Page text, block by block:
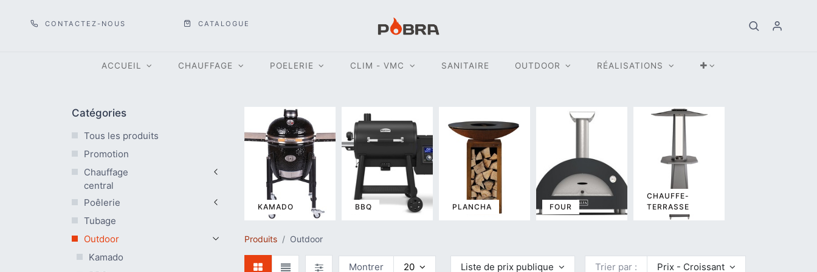
CONTACTEZ-NOUS CATALOGUE
ACCUEIL CHAUFFAGE POELERIE CLIM - VMC SANITAIRE OUTDOOR RÉALISATIONS
Catégories
Tous les produits
Promotion
Chauffage
central
Poêlerie
Tubage
Outdoor
Kamado
Produits Outdoor
Liste de prix publique Trier par : Prix - Croissant
Montrer 20
KAMADO BBQ PLANCHA FOUR
CHAUFFE-
TERRASSE